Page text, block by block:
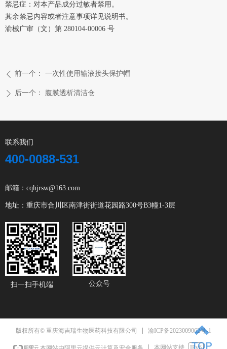
禁忌症：对本产品成分过敏者禁用。
其余禁忌内容或者注意事项详见说明书。
渝械广审（文）第 280104-00006 号
ꄴ 前一个： 一次性使用输液接头保护帽
ꄲ 后一个： 腹膜透析清洁仓
联系我们
400-0088-531
邮箱：cqhjrsw@163.com
地址：重庆市合川区南津街街道花园路300号B3幢1-3层
扫一扫手机端 公众号
版权所有© 重庆海吉瑞生物医药科技有限公司 渝ICP备2023009062号-1
本网站支持 IPv6